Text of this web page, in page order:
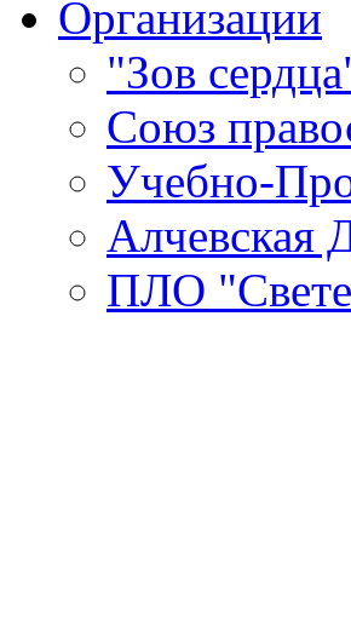
Организации
"Зов
Союз
Учебно-
Алчевская
ПЛО